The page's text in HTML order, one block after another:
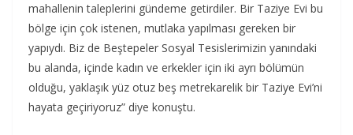
mahallenin taleplerini gündeme getirdiler. Bir Taziye Evi bu
bölge için çok istenen, mutlaka yapılması gereken bir
yapıydı. Biz de Beştepeler Sosyal Tesislerimizin yanındaki
bu alanda, içinde kadın ve erkekler için iki ayrı bölümün
olduğu, yaklaşık yüz otuz beş metrekarelik bir Taziye Evi’ni
hayata geçiriyoruz” diye konuştu.